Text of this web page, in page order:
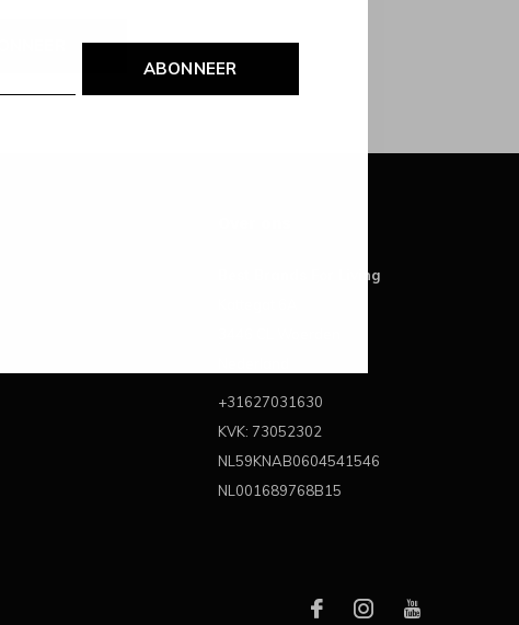
ABONNEER
Best Brands For Living
+31627031630
KVK: 73052302
NL59KNAB0604541546
NL001689768B15